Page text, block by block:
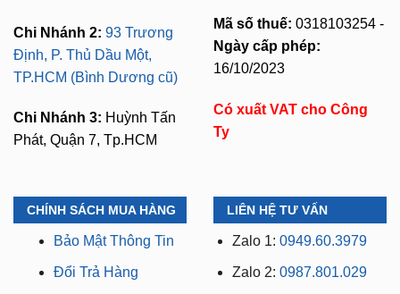
Chi Nhánh 2: 93 Trương
Định, P. Thủ Dầu Một,
TP.HCM (Bình Dương cũ)
Chi Nhánh 3: Huỳnh Tấn
Phát, Quận 7, Tp.HCM
Mã số thuế: 0318103254 -
Ngày cấp phép:
16/10/2023
Có xuất VAT cho Công
Ty
CHÍNH SÁCH MUA HÀNG
Bảo Mật Thông Tin
Đổi Trả Hàng
LIÊN HỆ TƯ VẤN
Zalo 1: 0949.60.3979
Zalo 2: 0987.801.029